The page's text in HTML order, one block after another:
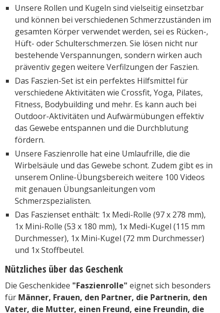
Unsere Rollen und Kugeln sind vielseitig einsetzbar
und können bei verschiedenen Schmerzzuständen im
gesamten Körper verwendet werden, sei es Rücken-,
Hüft- oder Schulterschmerzen. Sie lösen nicht nur
bestehende Verspannungen, sondern wirken auch
präventiv gegen weitere Verfilzungen der Faszien.
Das Faszien-Set ist ein perfektes Hilfsmittel für
verschiedene Aktivitäten wie Crossfit, Yoga, Pilates,
Fitness, Bodybuilding und mehr. Es kann auch bei
Outdoor-Aktivitäten und Aufwärmübungen effektiv
das Gewebe entspannen und die Durchblutung
fördern.
Unsere Faszienrolle hat eine Umlaufrille, die die
Wirbelsäule und das Gewebe schont. Zudem gibt es in
unserem Online-Übungsbereich weitere 100 Videos
mit genauen Übungsanleitungen vom
Schmerzspezialisten.
Das Faszienset enthält: 1x Medi-Rolle (97 x 278 mm),
1x Mini-Rolle (53 x 180 mm), 1x Medi-Kugel (115 mm
Durchmesser), 1x Mini-Kugel (72 mm Durchmesser)
und 1x Stoffbeutel.
Nützliches über das Geschenk
Die Geschenkidee "Faszienrolle" eignet sich besonders
für Männer, Frauen, den Partner, die Partnerin, den
Vater, die Mutter, einen Freund, eine Freundin, die